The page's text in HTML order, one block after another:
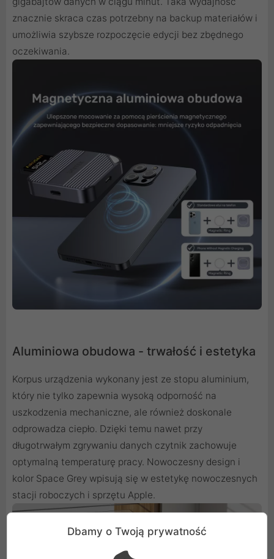
znacznie skraca czas potrzebny na backup materiałów i
umożliwia szybsze rozpoczęcie edycji bez zbędnego
oczekiwania.
Aluminiowa obudowa - trwałość i estetyka
Korpus urządzenia wykonany jest ze stopu aluminium,
który nie tylko zapewnia wysoką odporność na
uszkodzenia mechaniczne, ale również doskonale
odprowadza ciepło. Dzięki temu nawet przy
długotrwałym zgrywaniu danych czytnik zachowuje
optymalną temperaturę pracy. Nowoczesny design i
kolor Space Grey wpisują się w estetykę nowoczesnych
stacji roboczych i sprzętu Apple.
Dbamy o Twoją prywatność